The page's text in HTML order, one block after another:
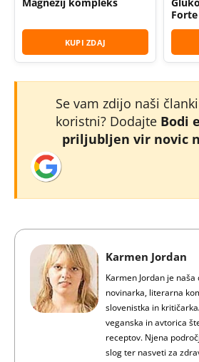
KUPI ZDAJ
Forte
Se vam zdijo naši
koristni? Dodajte Bodi
priljubljen vir novic
Karmen Jordan
Karmen Jordan je
novinarka, literarna
slovenistka in
veganska in avtorica
receptov. Njena
slog ter nasveti za